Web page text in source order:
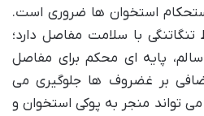
استخوان ها ضروری است.
با سلامت مفاصل دارد؛
پایه ای محکم برای مفاصل
بر غضروف ها جلوگیری می
نمایند. کمبود ویتامین D3 می تواند منجر به پوکی استخوان و